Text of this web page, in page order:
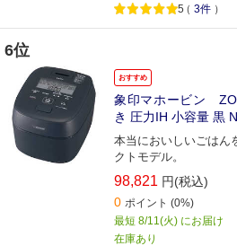
5（3件 ）
6位
おすすめ
象印マホービン
き 圧力IH 小容量 黒
本当においしいごはん
クトモデル。
98,821 円(税込)
0 ポイント (0%)
最短 8/11(火) にお届け
在庫あり